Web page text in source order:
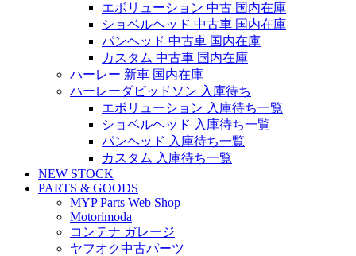
エボリューション 中古 国内在庫
ショベルヘッド 中古車 国内在庫
パンヘッド 中古車 国内在庫
カスタム 中古車 国内在庫
ハーレー 新車 国内在庫
ハーレーダビッドソン 入庫待ち
エボリューション 入庫待ち一覧
ショベルヘッド 入庫待ち一覧
パンヘッド 入庫待ち一覧
カスタム 入庫待ち一覧
NEW STOCK
PARTS & GOODS
MYP Parts Web Shop
Motorimoda
コンテナ ガレージ
ヤフオク中古パーツ